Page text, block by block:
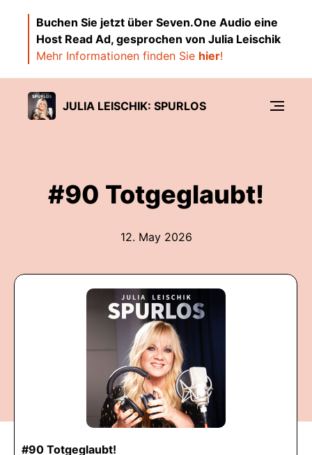
Buchen Sie jetzt über Seven.One Audio eine
Host Read Ad, gesprochen von Julia Leischik
Mehr Informationen finden Sie hier!
JULIA LEISCHIK: SPURLOS
#90 Totgeglaubt!
12. May 2026